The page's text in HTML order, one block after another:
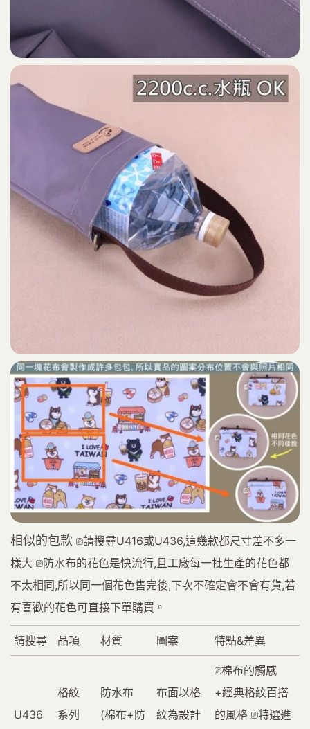
相似的包款 ⎚請搜尋U416或U436,這幾款都尺寸差不多一
樣大 ⎚防水布的花色是快流行,且工廠每一批生產的花色都
不太相同,所以同一個花色售完後,下次不確定會不會有貨,若
有喜歡的花色可直接下單購買。
請搜尋 品項 材質 圖案 特點&差異
U436
格紋
系列
防水布
(棉布+防
布面以格
紋為設計
⎚棉布的觸感
+經典格紋百搭
的風格 ⎚特選進